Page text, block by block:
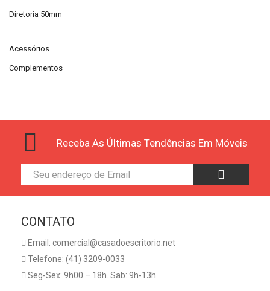
Diretoria 50mm
Acessórios
Complementos
Receba As Últimas Tendências Em Móveis
CONTATO
Email: comercial@casadoescritorio.net
Telefone: (41) 3209-0033
Seg-Sex: 9h00 – 18h. Sab: 9h-13h